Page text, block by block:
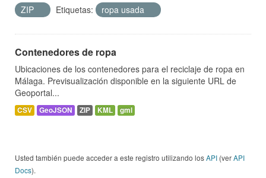
ZIP
Etiquetas: ropa usada
Contenedores de ropa
Ubicaciones de los contenedores para el reciclaje de ropa en
Málaga. Previsualización disponible en la siguiente URL de
Geoportal...
CSV GeoJSON ZIP KML gml
Usted también puede acceder a este registro utilizando losAPI (verAPI
Docs).